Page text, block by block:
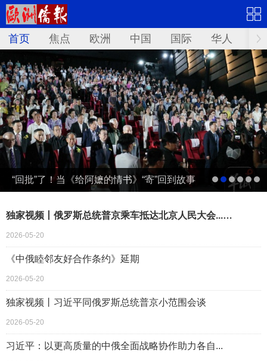
首页 焦点 欧洲 中国 国际 华人 文
“回批”了！当《给阿嬷的情书》“寄”回到故事
独家视频丨俄罗斯总统普京乘车抵达北京人民大会...…
2026-05-20
《中俄睦邻友好合作条约》延期
2026-05-20
独家视频丨习近平同俄罗斯总统普京小范围会谈
2026-05-20
习近平：以更高质量的中俄全面战略协作助力各自...